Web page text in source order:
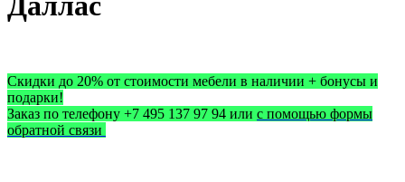
Скидки до 20% от стоимости мебели в наличии + бонусы и
подарки!
Заказ по телефону +7 495 137 97 94 или с помощью формы
обратной связи